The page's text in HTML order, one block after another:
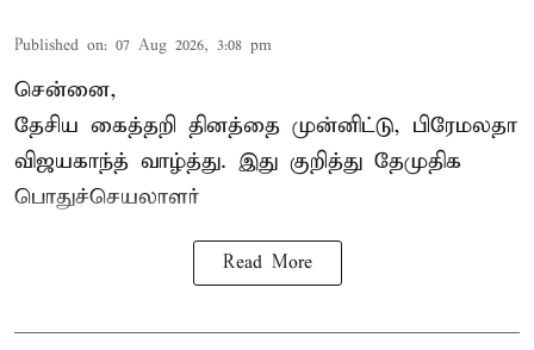
Published on: 07 Aug 2026, 3:08 pm
சென்னை,
தேசிய கைத்தறி தினத்தை முன்னிட்டு, பிரேமலதா
விஜயகாந்த் வாழ்த்து. இது குறித்து தேமுதிக
பொதுச்செயலாளர்
Read More